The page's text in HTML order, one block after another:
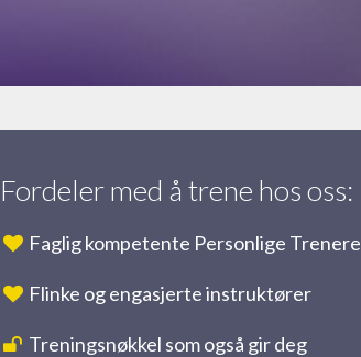
Fordeler med å trene hos oss:
Faglig kompetente Personlige Trenere
Flinke og engasjerte instruktører
Treningsnøkkel som også gir deg